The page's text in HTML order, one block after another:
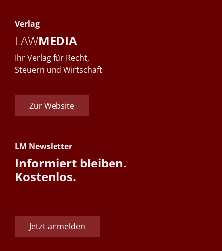
Verlag
LAWMEDIA
Ihr Verlag für Recht,
Steuern und Wirtschaft
Zur Website
LM Newsletter
Informiert bleiben.
Kostenlos.
Jetzt anmelden